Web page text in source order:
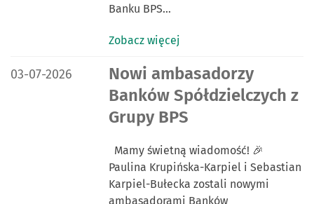
Banku BPS…
Zobacz więcej
DATA PUBLIKACJI:
03-07-2026
Nowi ambasadorzy
Banków Spółdzielczych z
Grupy BPS
Mamy świetną wiadomość! 🎉
Paulina Krupińska-Karpiel i Sebastian
Karpiel-Bułecka zostali nowymi
ambasadorami Banków